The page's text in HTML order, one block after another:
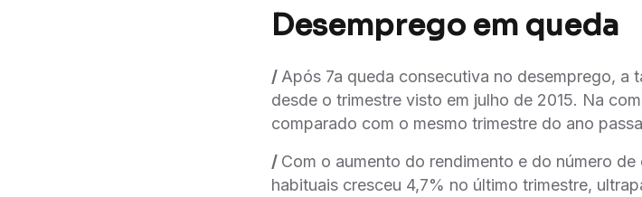
Desemprego em queda
/ Após 7a queda consecutiva no desemprego, a
desde o trimestre visto em julho de 2015. Na
comparado com o mesmo trimestre do ano
/ Com o aumento do rendimento e do número
habituais cresceu 4,7% no último trimestre,